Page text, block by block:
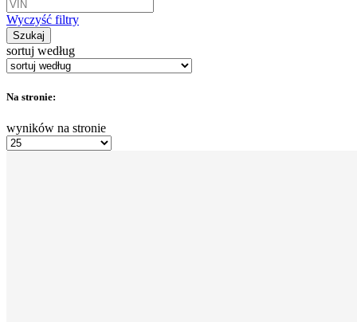
Wyczyść filtry
Szukaj
sortuj według
Na stronie:
wyników na stronie